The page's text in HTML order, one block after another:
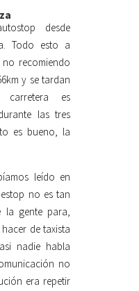
desde
Todo esto a
recomiendo
y se tardan
es
las tres
es bueno, la
leído en
no es tan
la gente para,
de taxista
nadie habla
no
era repetir